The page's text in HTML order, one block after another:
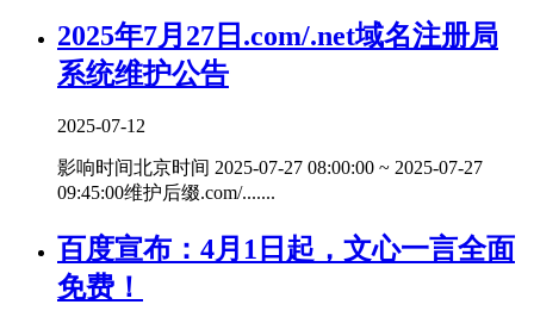
2025年7月27日.com/.net域名注册局
系统维护公告
2025-07-12
影响时间北京时间 2025-07-27 08:00:00 ~ 2025-07-27
09:45:00维护后缀.com/.......
百度宣布：4月1日起，文心一言全面
免费！